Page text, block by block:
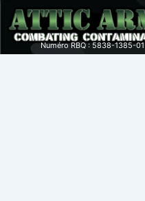
Aller
au
contenu
Numéro RBQ : 5838-‍1‍385-01